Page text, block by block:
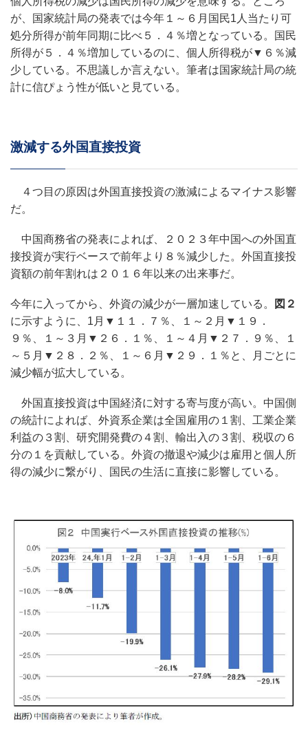
が、国家統計局の発表では今年１～６月国民1人当たり可
処分所得が前年同期に比べ５．４％増となっている。国民
所得が５．４％増加しているのに、個人所得税が▼６％減
少している。不思議しか言えない。筆者は国家統計局の統
計に信ぴょう性が低いと見ている。
激減する外国直接投資
４つ目の原因は外国直接投資の激減によるマイナス影響
だ。
中国商務省の発表によれば、２０２３年中国への外国直
接投資が実行ベースで前年より８％減少した。外国直接投
資額の前年割れは２０１６年以来の出来事だ。
今年に入ってから、外資の減少が一層加速している。
図２
に示すように、1月▼１１．７％、１～２月▼１９．
９％、１～３月▼２６．１％、１～４月▼２７．９％、１
～５月▼２８．２％、１～６月▼２９．１％と、月ごとに
減少幅が拡大している。
外国直接投資は中国経済に対する寄与度が高い。中国側
の統計によれば、外資系企業は全国雇用の１割、工業企業
利益の３割、研究開発費の４割、輸出入の３割、税収の６
分の１を貢献している。外資の撤退や減少は雇用と個人所
得の減少に繋がり、国民の生活に直接に影響している。